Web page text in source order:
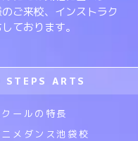
ご来校、インストラク
ております。
STEPS ARTS
クールの特長
ニメダンス池袋校